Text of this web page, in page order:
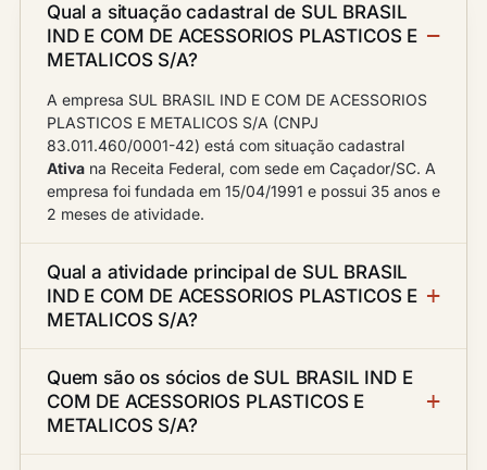
Qual a situação cadastral de SUL BRASIL
IND E COM DE ACESSORIOS PLASTICOS E
METALICOS S/A?
A empresa SUL BRASIL IND E COM DE ACESSORIOS
PLASTICOS E METALICOS S/A (CNPJ
83.011.460/0001-42) está com situação cadastral
Ativa na Receita Federal, com sede em Caçador/SC. A
empresa foi fundada em 15/04/1991 e possui 35 anos e
2 meses de atividade.
Qual a atividade principal de SUL BRASIL
IND E COM DE ACESSORIOS PLASTICOS E
METALICOS S/A?
Quem são os sócios de SUL BRASIL IND E
COM DE ACESSORIOS PLASTICOS E
METALICOS S/A?